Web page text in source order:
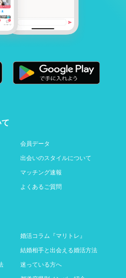
会員データ
出会いのスタイルについて
マッチング速報
よくあるご質問
婚活コラム『マリトレ』
結婚相手と出会える婚活方法
迷っている方へ